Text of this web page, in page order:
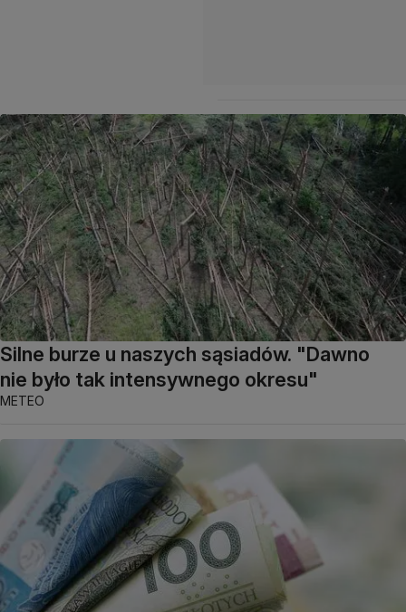
Silne burze u naszych sąsiadów. "Dawno
nie było tak intensywnego okresu"
METEO